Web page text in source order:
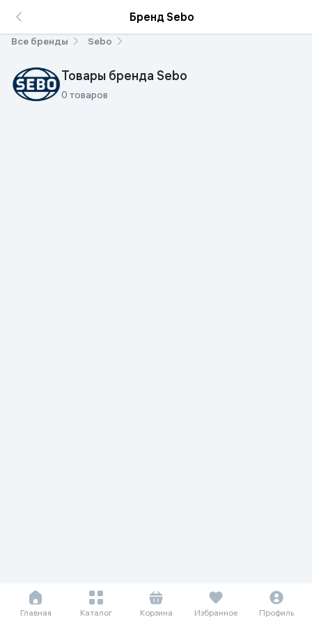
Бренд Sebo
Все бренды Sebo
Товары бренда Sebo
0 товаров
Главная Каталог Корзина Избранное Профиль